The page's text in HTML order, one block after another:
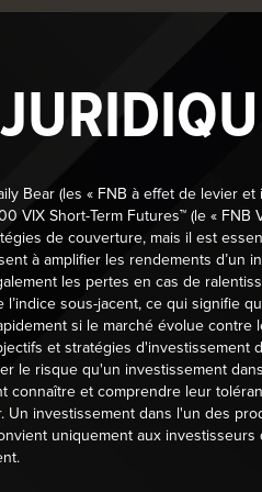
Nous nous
à offrir un milieu de
de recrutement, de rétention
d’un tel milieu de
aux personnes handicapées.
Les commentaires
Bear (les « FNB à effet de levier et
VIX Short-Term Futures™ (le « FNB
de couverture, mais il est
à amplifier les rendements d’un
les pertes en cas de
sous-jacent, ce qui signifie
si le marché évolue contre
et stratégies d'investissement
le risque qu'un investissement
connaître et comprendre leur
investissement dans l'un des
uniquement aux investisseurs